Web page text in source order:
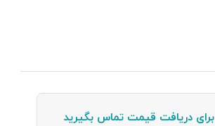
برای دریافت قیمت تماس بگیرید